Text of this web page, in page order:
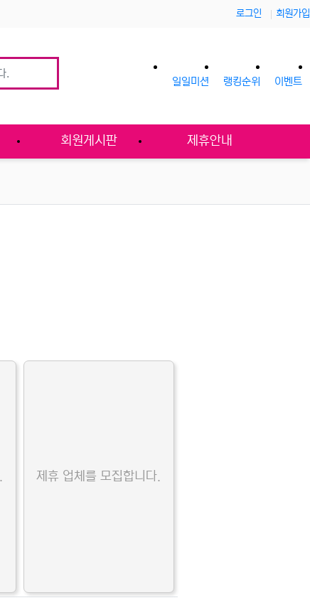
로그인 회원가입
일일미션 랭킹순위 이벤트
회원게시판 제휴안내
제휴 업체를 모집합니다.